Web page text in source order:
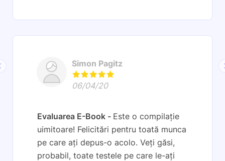
Simon Pagitz
06/04/20
Evaluarea E-Book
Este o compilație
uimitoare! Felicitări pentru toată munca
pe care ați depus-o acolo. Veți găsi,
probabil, toate testele pe care le-ați